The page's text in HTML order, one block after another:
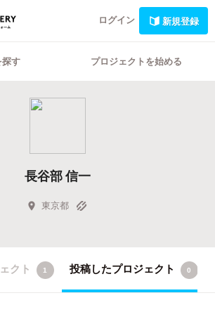
ログイン 新規登録
す プロジェクトを始める
長谷部 信一
東京都
クト 1 投稿したプロジェクト 0